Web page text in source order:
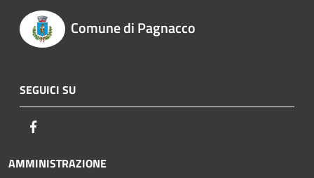
Comune di Pagnacco
SEGUICI SU
AMMINISTRAZIONE